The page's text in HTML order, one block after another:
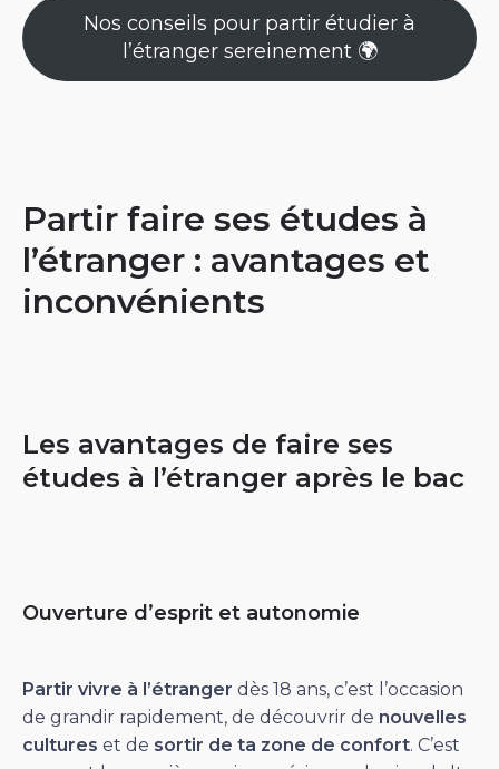
Nos conseils pour partir étudier à
l’étranger sereinement 🌍
Partir faire ses études à
l’étranger : avantages et
inconvénients
Les avantages de faire ses
études à l’étranger après le bac
Ouverture d’esprit et autonomie
Partir vivre à l’étranger dès 18 ans, c’est l’occasion
de grandir rapidement, de découvrir de nouvelles
cultures et de sortir de ta zone de confort. C’est